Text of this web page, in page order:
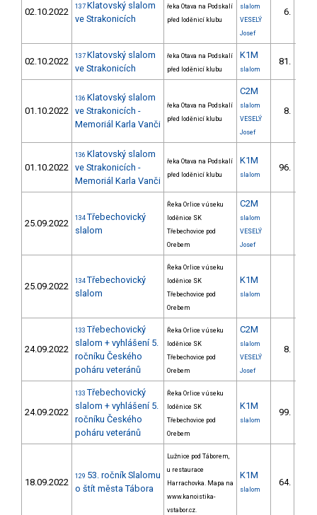
02.10.2022 137 Klatovský slalom
ve Strakonicích
řeka Otava na Podskalí
před loděnicí klubu
slalom
VESELÝ
Josef
6.
02.10.2022 137 Klatovský slalom
ve Strakonicích
řeka Otava na Podskalí
před loděnicí klubu
K1M
slalom
81.
01.10.2022
136 Klatovský slalom
ve Strakonicích -
Memoriál Karla Vanči
řeka Otava na Podskalí
před loděnicí klubu
C2M
slalom
VESELÝ
Josef
8.
01.10.2022
136 Klatovský slalom
ve Strakonicích -
Memoriál Karla Vanči
řeka Otava na Podskalí
před loděnicí klubu
K1M
slalom
96.
25.09.2022 134 Třebechovický
slalom
Řeka Orlice v úseku
loděnice SK
Třebechovice pod
Orebem
C2M
slalom
VESELÝ
Josef
25.09.2022 134 Třebechovický
slalom
Řeka Orlice v úseku
loděnice SK
Třebechovice pod
Orebem
K1M
slalom
24.09.2022
133 Třebechovický
slalom + vyhlášení 5.
ročníku Českého
poháru veteránů
Řeka Orlice v úseku
loděnice SK
Třebechovice pod
Orebem
C2M
slalom
VESELÝ
Josef
8.
24.09.2022
133 Třebechovický
slalom + vyhlášení 5.
ročníku Českého
poháru veteránů
Řeka Orlice v úseku
loděnice SK
Třebechovice pod
Orebem
K1M
slalom
99.
18.09.2022
129 53. ročník Slalomu
o štít města Tábora
Lužnice pod Táborem,
u restaurace
Harrachovka. Mapa na
www.kanoistika-
vstabor.cz.
K1M
slalom
64.